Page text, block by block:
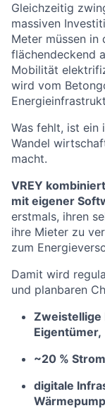
Gleichzeitig
massiven
Meter müssen in
flächendeckend
Mobilität
wird vom
Was fehlt, ist ein
Wandel
macht.
VREY
mit eigener
erstmals, ihren
ihre Mieter zu
zum
Damit wird
und planbaren
Zweistellige
Eigentümer,
~20 %
digitale